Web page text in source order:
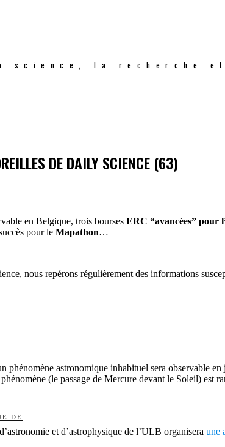
DE
science, la recherche
DE DAILY SCIENCE (63)
en Belgique, trois bourses ERC “avancées” pour
pour le Mapathon…
nous repérons régulièrement des informations
phénomène astronomique inhabituel sera observable
(le passage de Mercure devant le Soleil) est
et d’astrophysique de l’ULB organisera une